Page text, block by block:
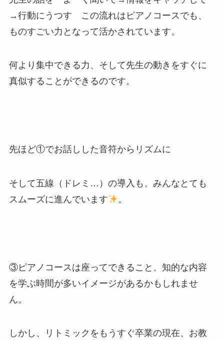
→行動にうつす この流れはピアノコースでも、
ものすごい力となって活かされています。
何より集中できる力、そして先生の動きをすぐに
真似することができるのです。
先ほど①でお話しした音符からリズムに
そして五線（ドレミ…）の導入も、みんなとても
スムーズに進んでいます
。
③ピアノコースは座ってできること、知的な内容
を学ぶ時間が多いイメージがあるかもしれませ
ん。
しかし、リトミックをもうすぐ卒業の現在、お教